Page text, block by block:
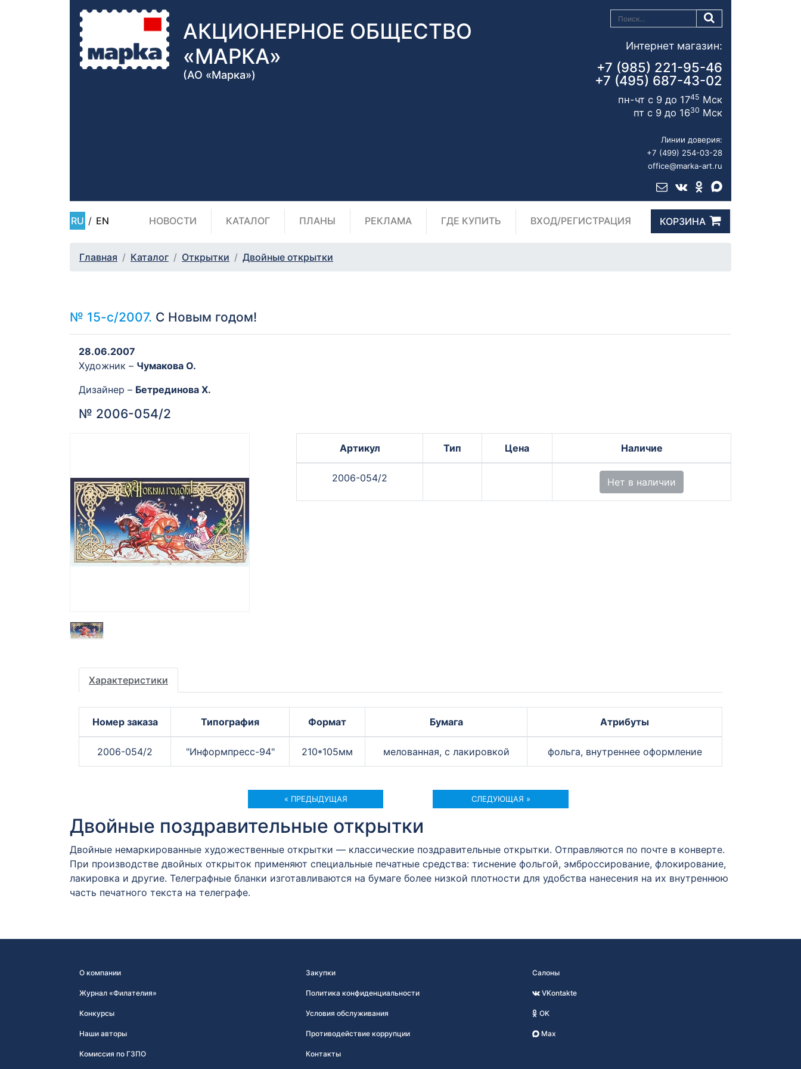
АКЦИОНЕРНОЕ ОБЩЕСТВО
«МАРКА»
(АО «Марка»)
Интернет магазин:
+7 (985) 221-95-46
+7 (495) 687-43-02
пн-чт с 9 до 1745 Мск
пт с 9 до 1630 Мск
Линии доверия:
+7 (499) 254-03-28
office@marka-art.ru
RU / EN НОВОСТИ КАТАЛОГ ПЛАНЫ РЕКЛАМА ГДЕ КУПИТЬ ВХОД/РЕГИСТРАЦИЯ КОРЗИНА
Главная Каталог Открытки Двойные открытки
№ 15-с/2007. С Новым годом!
28.06.2007
Художник – Чумакова О.
Дизайнер – Бетрединова Х.
№ 2006-054/2
Артикул Тип Цена Наличие
2006-054/2 Нет в наличии
Характеристики
Номер заказа Типография Формат Бумага Атрибуты
2006-054/2 "Информпресс-94" 210*105мм мелованная, с лакировкой фольга, внутреннее оформление
« ПРЕДЫДУЩАЯ СЛЕДУЮЩАЯ »
Двойные поздравительные открытки
Двойные немаркированные художественные открытки — классические поздравительные открытки. Отправляются по почте в конверте.
При производстве двойных открыток применяют специальные печатные средства: тиснение фольгой, эмброссирование, флокирование,
лакировка и другие. Телеграфные бланки изготавливаются на бумаге более низкой плотности для удобства нанесения на их внутреннюю
часть печатного текста на телеграфе.
О компании
Журнал «Филателия»
Конкурсы
Наши авторы
Комиссия по ГЗПО
Закупки
Политика конфиденциальности
Условия обслуживания
Противодействие коррупции
Контакты
Салоны
VKontakte
OK
Max